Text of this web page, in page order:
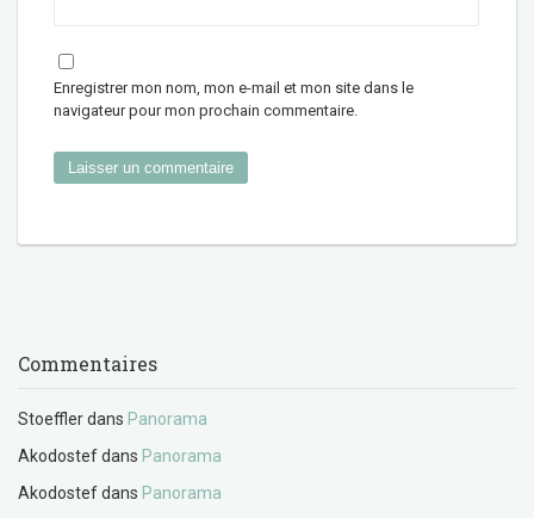
Enregistrer mon nom, mon e-mail et mon site dans le
navigateur pour mon prochain commentaire.
Commentaires
Stoefflerdans Panorama
Akodostefdans Panorama
Akodostefdans Panorama